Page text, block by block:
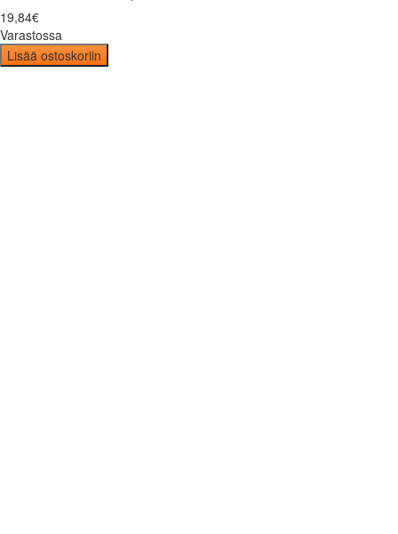
19,84€
Varastossa
Lisää ostoskoriin